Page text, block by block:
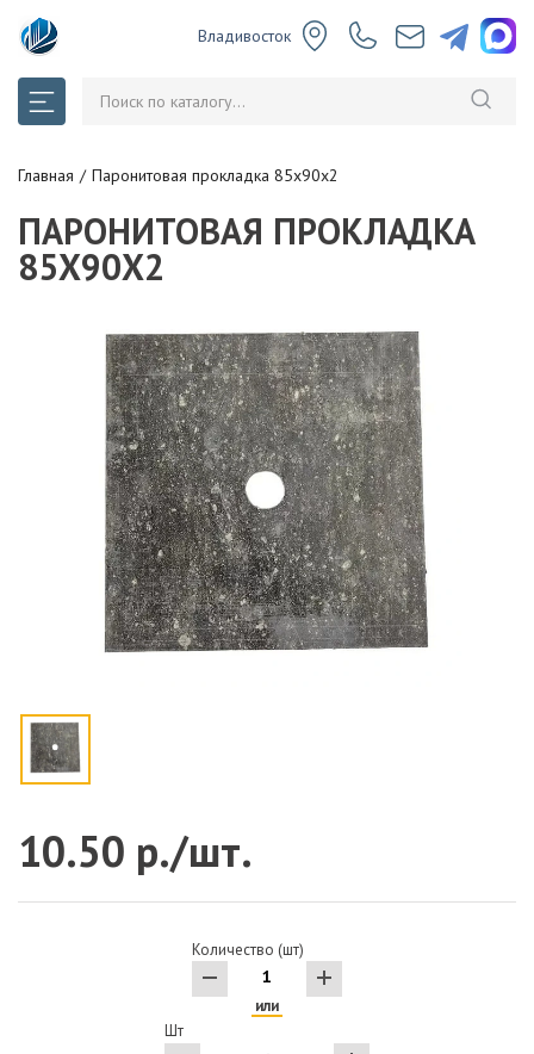
Владивосток
Главная Паронитовая прокладка 85x90x2
ПАРОНИТОВАЯ ПРОКЛАДКА
85X90X2
10.50 р./шт.
Количество (шт)
или
Шт